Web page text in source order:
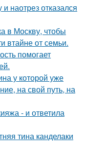
наотрез отказался
в Москву, чтобы
втайне от семьи.
помогает
у которой уже
на свой путь, на
- и ответила
тина канделаки